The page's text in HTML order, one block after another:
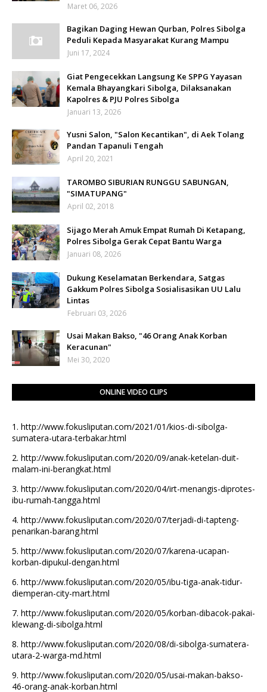
Maret 06, 2026
Bagikan Daging Hewan Qurban, Polres Sibolga
Peduli Kepada Masyarakat Kurang Mampu
Juni 17, 2024
Giat Pengecekkan Langsung Ke SPPG Yayasan
Kemala Bhayangkari Sibolga, Dilaksanakan
Kapolres & PJU Polres Sibolga
Januari 13, 2026
Yusni Salon, "Salon Kecantikan", di Aek Tolang
Pandan Tapanuli Tengah
April 20, 2021
TAROMBO SIBURIAN RUNGGU SABUNGAN,
"SIMATUPANG"
April 02, 2018
Sijago Merah Amuk Empat Rumah Di Ketapang,
Polres Sibolga Gerak Cepat Bantu Warga
Januari 08, 2026
Dukung Keselamatan Berkendara, Satgas
Gakkum Polres Sibolga Sosialisasikan UU Lalu
Lintas
Februari 03, 2026
Usai Makan Bakso, "46 Orang Anak Korban
Keracunan"
Mei 30, 2020
ONLINE VIDEO CLIPS
1. http://www.fokusliputan.com/2021/01/kios-di-sibolga-
sumatera-utara-terbakar.html
2. http://www.fokusliputan.com/2020/09/anak-ketelan-duit-
malam-ini-berangkat.html
3. http://www.fokusliputan.com/2020/04/irt-menangis-diprotes-
ibu-rumah-tangga.html
4. http://www.fokusliputan.com/2020/07/terjadi-di-tapteng-
penarikan-barang.html
5. http://www.fokusliputan.com/2020/07/karena-ucapan-
korban-dipukul-dengan.html
6. http://www.fokusliputan.com/2020/05/ibu-tiga-anak-tidur-
diemperan-city-mart.html
7. http://www.fokusliputan.com/2020/05/korban-dibacok-pakai-
klewang-di-sibolga.html
8. http://www.fokusliputan.com/2020/08/di-sibolga-sumatera-
utara-2-warga-md.html
9. http://www.fokusliputan.com/2020/05/usai-makan-bakso-
46-orang-anak-korban.html